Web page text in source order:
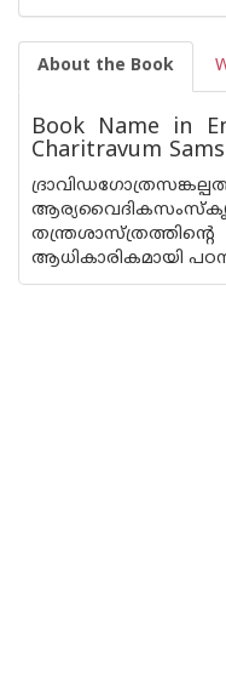
About the Book
Book Name in
Charitravum
ആധികാരികമായി